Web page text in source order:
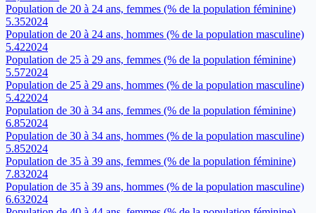
Population de 20 à 24 ans, femmes (% de la population féminine)
5.352024
Population de 20 à 24 ans, hommes (% de la population masculine)
5.422024
Population de 25 à 29 ans, femmes (% de la population féminine)
5.572024
Population de 25 à 29 ans, hommes (% de la population masculine)
5.422024
Population de 30 à 34 ans, femmes (% de la population féminine)
6.852024
Population de 30 à 34 ans, hommes (% de la population masculine)
5.852024
Population de 35 à 39 ans, femmes (% de la population féminine)
7.832024
Population de 35 à 39 ans, hommes (% de la population masculine)
6.632024